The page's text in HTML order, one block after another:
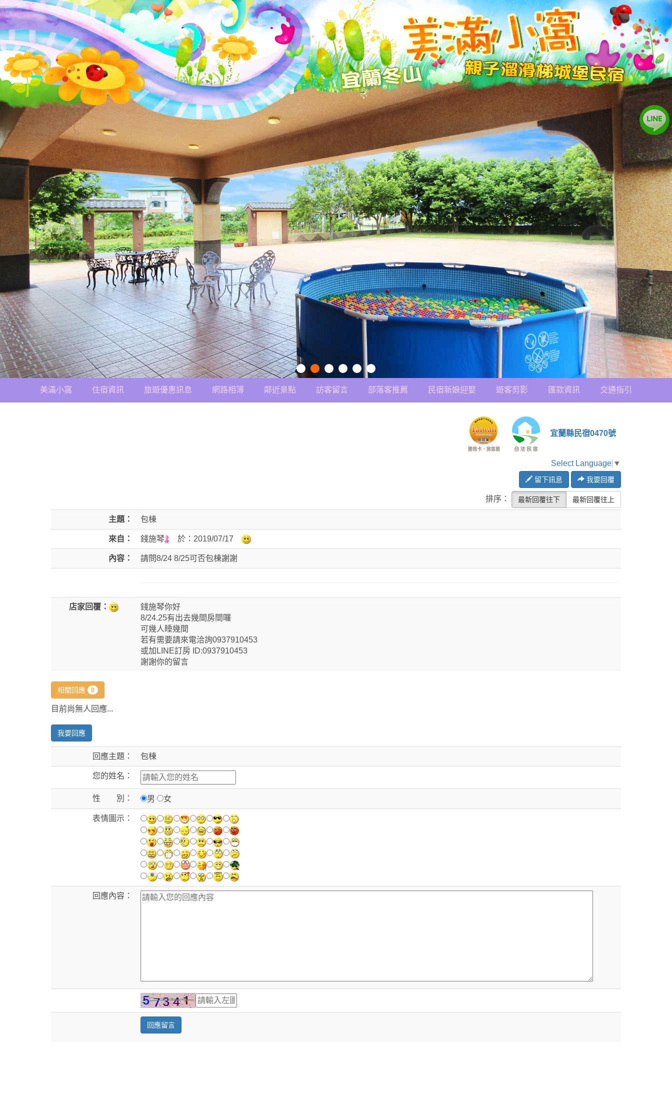
美滿小窩 住宿資訊 旅遊優惠訊息 網路相簿 鄰近景點 訪客留言 部落客推薦 民宿新娘迎娶 遊客剪影 匯款資訊 交通指引
宜蘭縣民宿0470號
Select Language ▼
留下訊息 我要回覆
排序： 最新回覆往下 最新回覆往上
主題： 包棟
來自： 錢施琴 於： 2019/07/17
內容： 請問8/24 8/25可否包棟謝謝
店家回覆：
錢施琴你好
8/24.25有出去幾間房間囉
可幾人睡幾間
若有需要請來電洽詢0937910453
或加LINE訂房 ID:0937910453
謝謝你的留言
相關回應 0
目前尚無人回應...
我要回應
回應主題： 包棟
您的姓名：
性 別： 男 女
表情圖示：
回應內容：